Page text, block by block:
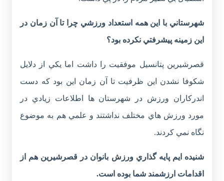
شهرستاني با اين همه استعداد ورزشي چرا تا آن زمان در
اين زمينه پيشرفتي نکرده بود؟
قصرشيرين پتانسيل موفقيت را داشت اما يكي از دلايل
شکوفا نشدن اين ظرفيت تا آن زمان اين بود كه دست
اندرکاران ورزش در شهرستان ها اطلاعات زيادي در
مورد ورزش هاي مختلف نداشتند و علمي هم به موضوع
نگاه نمي کردند.
شنيده ايم پايه گذاري ورزش بانوان در قصرشيرين هم از
اقدامات ارزشمند شما بوده است.